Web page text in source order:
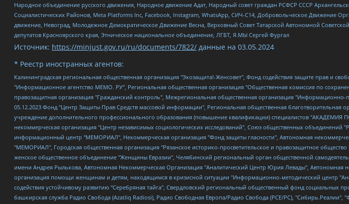
Народное объединение русского движения, Народное движение Адат, Народный совет граждан РСФСР СССР
Социалистических Районов, Meta Platforms Inc, Facebook, Instagram, WhatsApp, СИЧ-С14, Добровольческое Движение
движение, Невоград, Молодежное Демократическое Движение Весна, Верховный Совет Татарской Автономной
депутатов Красноярского края, Этническое национальное объединение, ЛГБТ, Я.МЫ Сергей Фургал
Источник: https://minjust.gov.ru/ru/documents/7822/ данные на 03.05.2024
* Реестр иностранных агентов:
Калининградская региональная общественная организация "Экозащита!-Женсовет", Фонд содействия защите прав и свобод граждан "Общественный вердикт", Фонд "Институт Развития Свободы Информации", Частное учреждение "Информационное агентство МЕМО. РУ", Региональная общественная организация "Общественная комиссия по сохранению наследия академика Сахарова", Фонд поддержки свободы прессы, Санкт-Петербургская общественная правозащитная организация "Гражданский контроль", Межрегиональная общественная организация "Информационно-просветительский центр "Мемориал", Региональный Фонд "Центр Защиты Прав Средств Массовой Информации", с 05.12.2023 Фонд "Центр Защиты Прав Средств массовой информации", Региональная общественная благотворительная организация помощи беженцам и мигрантам "Гражданское содействие", Негосударственное образовательное учреждение дополнительного профессионального образования (повышение квалификации) специалистов "АКАДЕМИЯ ПО ПРАВАМ ЧЕЛОВЕКА", Свердловская региональная общественная организация "Сутяжник", Автономная некоммерческая организация "Центр независимых социологических исследований", Союз общественных объединений "Российский исследовательский центр по правам человека", Региональное общественное учреждение научно-информационный центр "МЕМОРИАЛ", Некоммерческая организация "Фонд защиты гласности", Автономная некоммерческая организация "Институт прав человека", Городская общественная организация "Екатеринбургское общество "МЕМОРИАЛ", Городская общественная организация "Рязанское историко-просветительское и правозащитное общество "Мемориал" (Рязанский Мемориал), Челябинский региональный орган общественной самодеятельности – женское общественное объединение "Женщины Евразии", Челябинский региональный орган общественной самодеятельности "Уральская правозащитная группа", Фонд содействия защите здоровья и социальной справедливости имени Андрея Рылькова, Автономная Некоммерческая Организация "Аналитический Центр Юрия Левады", Автономная некоммерческая организация социальной поддержки населения "Проект Апрель", Региональная общественная организация помощи женщинам и детям, находящимся в кризисной ситуации "Информационно-методический центр "Анна", Фонд содействия развитию массовых коммуникаций и правовому просвещению "Так-так-Так", Фонд содействия устойчивому развитию "Серебряная тайга", Свердловский региональный общественный фонд социальных проектов "Новое время", "Idel.Реалии", Кавказ.Реалии, Крым.Реалии, Телеканал Настоящее Время, Татаро-башкирская служба Радио Свобода (Azatliq Radiosi), Радио Свободная Европа/Радио Свобода (PCE/PC), "Сибирь.Реалии", "Фактограф", Благотворительный фонд помощи осужденным и их семьям, Автономная некоммерческая организация "Институт глобализации и социальных движений", Фонд "В защиту прав заключенных", Частное учреждение "Центр поддержки и содействия развитию средств массовой информации", Пензенский региональный общественный благотворительный фонд "Гражданский союз", "Север.Реалии", Некоммерческая организация Фонд "Правовая инициатива", Общество с ограниченной ответственностью "Радио Свободная Европа/Радио Свобода", Чешское информационное агентство "MEDIUM-ORIENT", Красноярская региональная общественная организация "Мы против СПИДа", Камалягин Денис Николаевич, Маркелов Сергей Евгеньевич, Пономарев Лев Александрович, Савицкая Людмила Алексеевна, Автономная некоммерческая организация "Центр по работе с проблемой насилия "НАСИЛИЮ.НЕТ", Межрегиональный профессиональный союз работников здравоохранения "Альянс врачей", Юридическое лицо, зарегистрированное в Латвийской Республике, SIA "Medusa Project" (регистрационный номер 40103797863, дата регистрации 10.06.2014), Некоммерческая организация "Фонд по борьбе с коррупцией", Автономная некоммерческая организация "Институт права и публичной политики", Баданин Роман Сергеевич, Гликин Максим Александрович, Железнова Мария Михайловна, Лукьянова Юлия Сергеевна, Маетная Елизавета Витальевна, Маняхин Петр Борисович, Чуракова Ольга Владимировна, Ярош Юлия Петровна, Юридическое лицо "The Insider SIA", зарегистрированное в Риге, Латвийская Республика (дата регистрации 26.06.2015), являющееся администратором доменного имени интернет-издания "The Insider SIA", https://theins.ru, Постернак Алексей Евгеньевич, Рубин Михаил Аркадьевич, Анин Роман Александрович, Юридическое лицо Istories fonds, зарегистрированное в Латвийской Республике (регистрационный номер 50008295751, дата регистрации 24.02.2020), Великовский Дмитрий Александрович, Долинина Ирина Николаевна, Мароховская Алеся Алексеевна, Шлейнов Роман Юрьевич, Шмагун Олеся Валентиновна, Общество с ограниченной ответственностью "Альтаир 2021", Общество с ограниченной ответственностью "Вега 2021", Общество с ограниченной ответственностью "Главный редактор 2021", Общество с ограниченной ответственностью "Ромашки монолит", Важенков Артем Валерьевич, Ивановская областная общественная организация "Центр гендерных исследований", Гурман Юрий Альбертович, Медиапроект "ОВД-Инфо", Егоров Владимир Владимирович, Жилинский Владимир Александрович, Общество с ограниченной ответственностью "ЗП", Иванова София Юрьевна, Карезина Инна Павловна, Кильтау Екатерина Викторовна,